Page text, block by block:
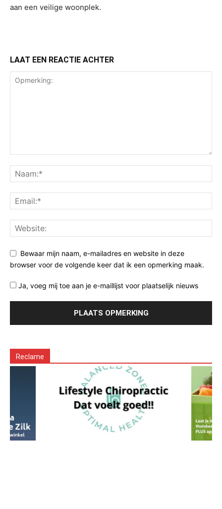
aan een veilige woonplek.
LAAT EEN REACTIE ACHTER
Bewaar mijn naam, e-mailadres en website in deze
browser voor de volgende keer dat ik een opmerking maak.
Ja, voeg mij toe aan je e-maillijst voor plaatselijk nieuws
Reclame